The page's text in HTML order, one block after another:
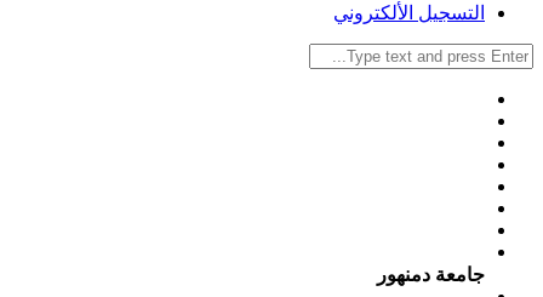
التسجيل الألكتروني
جامعة دمنهور